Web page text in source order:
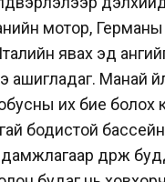
мотор,
явах эд
ашигладаг. Манай
их бие болох
бодистой
дүрж